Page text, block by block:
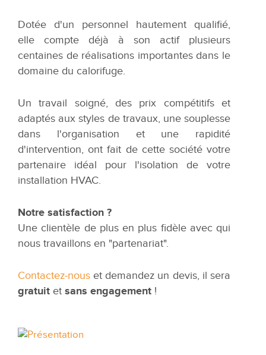
Dotée d'un personnel hautement qualifié,
elle compte déjà à son actif plusieurs
centaines de réalisations importantes dans le
domaine du calorifuge.
Un travail soigné, des prix compétitifs et
adaptés aux styles de travaux, une souplesse
dans l'organisation et une rapidité
d'intervention, ont fait de cette société votre
partenaire idéal pour l'isolation de votre
installation HVAC.
Notre satisfaction ?
Une clientèle de plus en plus fidèle avec qui
nous travaillons en "partenariat".
Contactez-nous et demandez un devis, il sera
gratuit et sans engagement !